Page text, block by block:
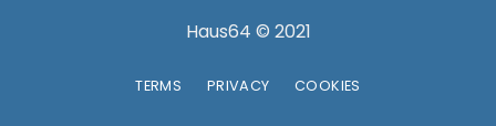
Haus64 © 2021
TERMS PRIVACY COOKIES